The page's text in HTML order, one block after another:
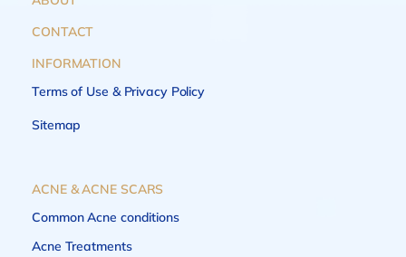
CONTACT
INFORMATION
Terms of Use & Privacy Policy
Sitemap
ACNE & ACNE SCARS
Common Acne conditions
Acne Treatments